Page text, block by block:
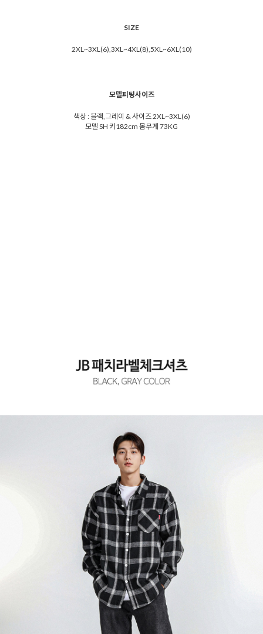
SIZE
2XL~3XL(6),3XL~4XL(8),5XL~6XL(10)
모델피팅사이즈
색상 : 블랙,그레이 & 사이즈 2XL~3XL(6)
모델 SH 키182cm 몸무게 73KG